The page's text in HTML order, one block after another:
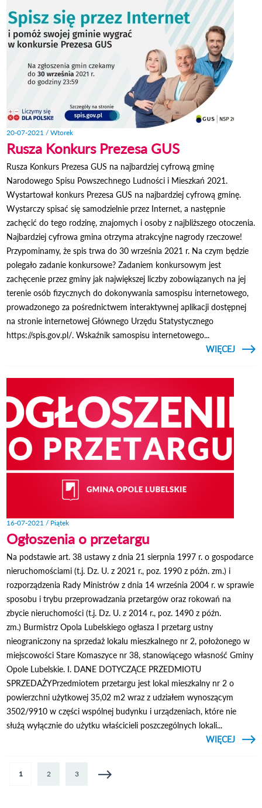
20-07-2021 / Wtorek
Rusza Konkurs Prezesa GUS
Rusza Konkurs Prezesa GUS na najbardziej cyfrową gminę
Narodowego Spisu Powszechnego Ludności i Mieszkań 2021.
Wystartował konkurs Prezesa GUS na najbardziej cyfrową gminę.
Wystarczy spisać się samodzielnie przez Internet, a następnie
zachęcić do tego rodzinę, znajomych i osoby z najbliższego otoczenia.
Najbardziej cyfrowa gmina otrzyma atrakcyjne nagrody rzeczowe!
Przypominamy, że spis trwa do 30 września 2021 r. Na czym będzie
polegało zadanie konkursowe? Zadaniem konkursowym jest
zachęcenie przez gminy jak największej liczby zobowiązanych na jej
terenie osób fizycznych do dokonywania samospisu internetowego,
prowadzonego za pośrednictwem interaktywnej aplikacji dostępnej
na stronie internetowej Głównego Urzędu Statystycznego
https://spis.gov.pl/. Wskaźnik samospisu internetowego...
CZYTAJ
WIĘCEJ
O
16-07-2021 / Piątek
Ogłoszenia o przetargu
Na podstawie art. 38 ustawy z dnia 21 sierpnia 1997 r. o gospodarce
nieruchomościami (t.j. Dz. U. z 2021 r., poz. 1990 z późn. zm.) i
rozporządzenia Rady Ministrów z dnia 14 września 2004 r. w sprawie
sposobu i trybu przeprowadzania przetargów oraz rokowań na
zbycie nieruchomości (t.j. Dz. U. z 2014 r., poz. 1490 z późn.
zm.) Burmistrz Opola Lubelskiego ogłasza I przetarg ustny
nieograniczony na sprzedaż lokalu mieszkalnego nr 2, położonego w
miejscowości Stare Komaszyce nr 38, stanowiącego własność Gminy
Opole Lubelskie. I. DANE DOTYCZĄCE PRZEDMIOTU
SPRZEDAŻYPrzedmiotem przetargu jest lokal mieszkalny nr 2 o
powierzchni użytkowej 35,02 m2 wraz z udziałem wynoszącym
3502/9910 w części wspólnej budynku i urządzeniach, które nie
służą wyłącznie do użytku właścicieli poszczególnych lokali...
CZYTAJ
WIĘCEJ
Strony
1 2 3